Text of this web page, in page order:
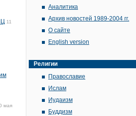
11
мая
Аналитика
Архив новостей 1989-2004 гг.
О сайте
English version
Религии
Православие
Ислам
Иудаизм
Буддизм